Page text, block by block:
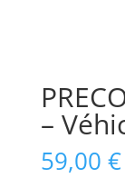
–
59,00 €